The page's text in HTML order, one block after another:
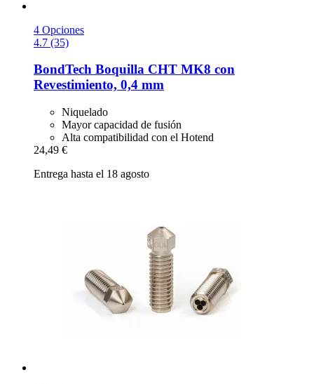
4 Opciones
4.7 (35)
BondTech Boquilla CHT MK8 con
Revestimiento, 0,4 mm
Niquelado
Mayor capacidad de fusión
Alta compatibilidad con el Hotend
24,49 €
Entrega hasta el 18 agosto